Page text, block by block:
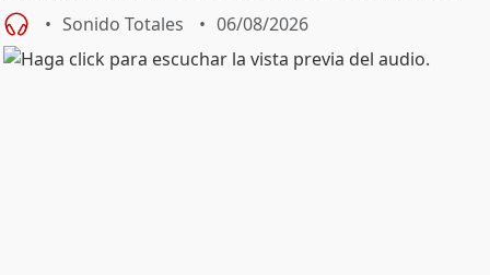
Sonido Totales 06/08/2026